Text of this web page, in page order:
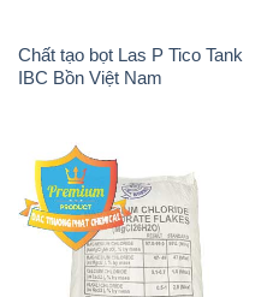
Chất tạo bọt Las P Tico Tank
IBC Bồn Việt Nam